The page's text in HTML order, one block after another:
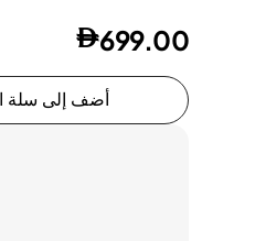
699.00
أضف إلى سلة